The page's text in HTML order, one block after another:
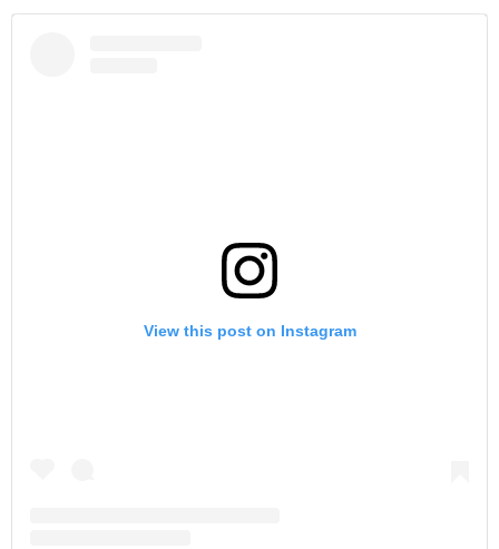
View this post on Instagram